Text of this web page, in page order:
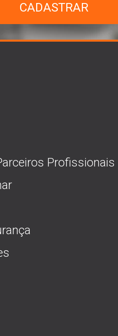
CADASTRAR
Profissionais